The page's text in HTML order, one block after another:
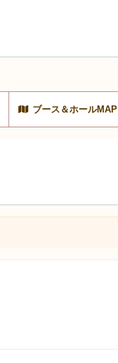
ブース＆ホールMAP